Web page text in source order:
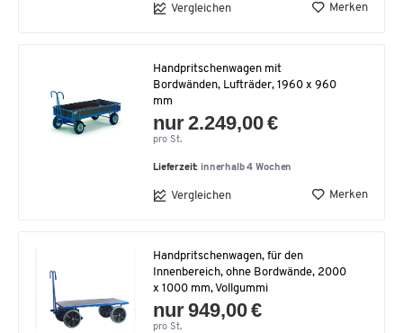
Vergleichen Merken
Handpritschenwagen mit
Bordwänden, Lufträder, 1960 x 960
mm
nur 2.249,00 €
pro St.
Lieferzeit: innerhalb 4 Wochen
Vergleichen Merken
Handpritschenwagen, für den
Innenbereich, ohne Bordwände, 2000
x 1000 mm, Vollgummi
nur 949,00 €
pro St.